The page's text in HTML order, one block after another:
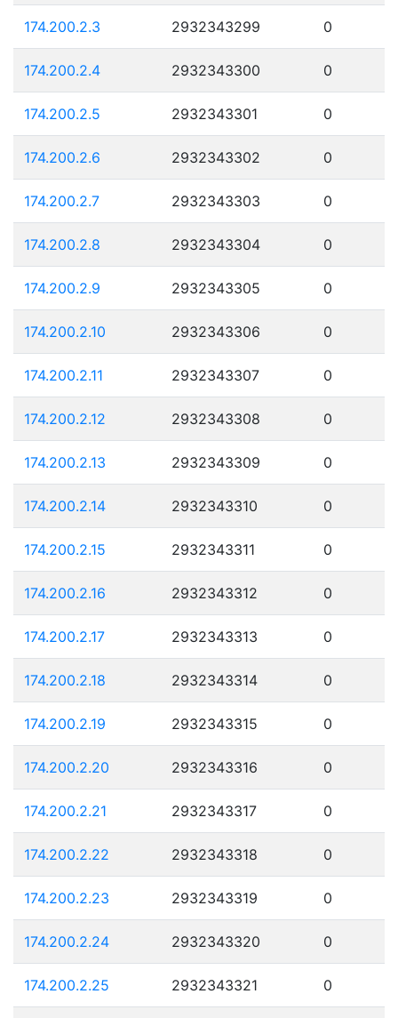
174.200.2.3 2932343299 0
174.200.2.4 2932343300 0
174.200.2.5 2932343301 0
174.200.2.6 2932343302 0
174.200.2.7 2932343303 0
174.200.2.8 2932343304 0
174.200.2.9 2932343305 0
174.200.2.10 2932343306 0
174.200.2.11 2932343307 0
174.200.2.12 2932343308 0
174.200.2.13 2932343309 0
174.200.2.14 2932343310 0
174.200.2.15 2932343311 0
174.200.2.16 2932343312 0
174.200.2.17 2932343313 0
174.200.2.18 2932343314 0
174.200.2.19 2932343315 0
174.200.2.20 2932343316 0
174.200.2.21 2932343317 0
174.200.2.22 2932343318 0
174.200.2.23 2932343319 0
174.200.2.24 2932343320 0
174.200.2.25 2932343321 0